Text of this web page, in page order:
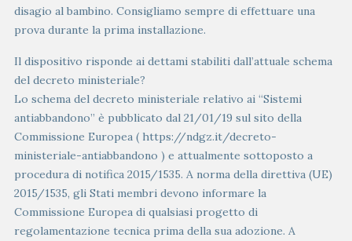
disagio al bambino. Consigliamo sempre di effettuare una
prova durante la prima installazione.
Il dispositivo risponde ai dettami stabiliti dall’attuale schema
del decreto ministeriale?
Lo schema del decreto ministeriale relativo ai “Sistemi
antiabbandono” è pubblicato dal 21/01/19 sul sito della
Commissione Europea ( https://ndgz.it/decreto-
ministeriale-antiabbandono ) e attualmente sottoposto a
procedura di notifica 2015/1535. A norma della direttiva (UE)
2015/1535, gli Stati membri devono informare la
Commissione Europea di qualsiasi progetto di
regolamentazione tecnica prima della sua adozione. A